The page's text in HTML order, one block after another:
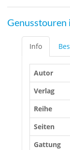
Genusstouren
Info
Autor
Verlag
Reihe
Seiten
Gattung